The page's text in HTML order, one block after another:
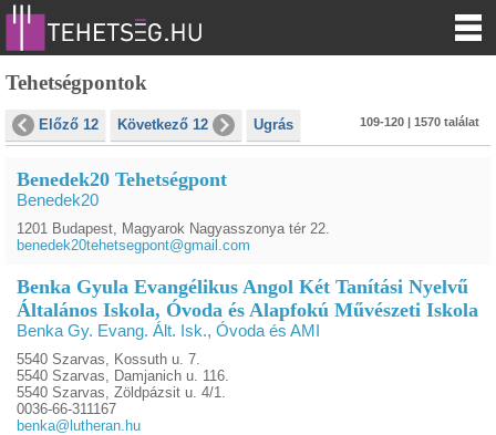
Tehetségpontok
Előző 12 Következő 12 Ugrás 109-120 | 1570 találat
Benedek20 Tehetségpont
Benedek20
1201 Budapest, Magyarok Nagyasszonya tér 22.
benedek20tehetsegpont@gmail.com
Benka Gyula Evangélikus Angol Két Tanítási Nyelvű
Általános Iskola, Óvoda és Alapfokú Művészeti Iskola
Benka Gy. Evang. Ált. Isk., Óvoda és AMI
5540 Szarvas, Kossuth u. 7.
5540 Szarvas, Damjanich u. 116.
5540 Szarvas, Zöldpázsit u. 4/1.
0036-66-311167
benka@lutheran.hu